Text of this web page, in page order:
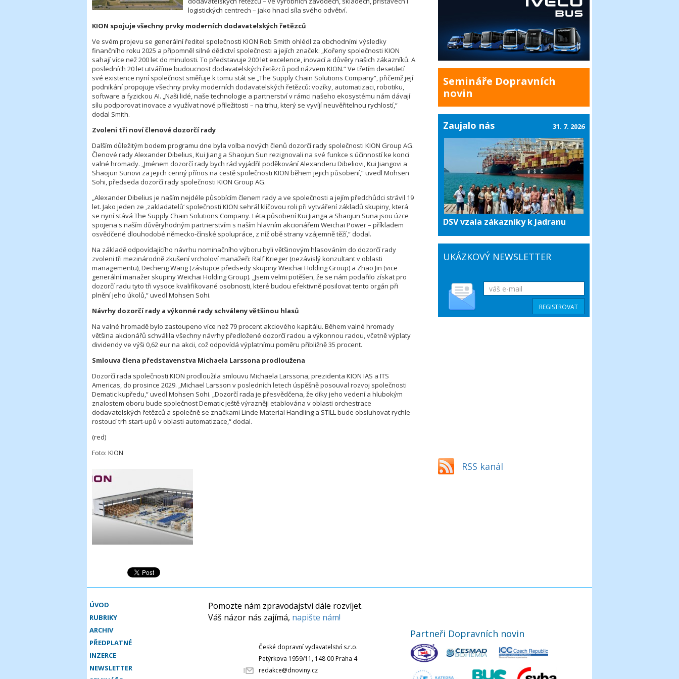
logistických centrech – jako hnací síla svého odvětví.
KION spojuje všechny prvky moderních dodavatelských řetězců
Ve svém projevu se generální ředitel společnosti KION Rob Smith ohlédl za obchodními výsledky
finančního roku 2025 a připomněl silné dědictví společnosti a jejích značek: „Kořeny společnosti KION
sahají více než 200 let do minulosti. To představuje 200 let excelence, inovací a důvěry našich zákazníků. A
posledních 20 let utváříme budoucnost dodavatelských řetězců pod názvem KION.“ Ve třetím desetiletí
své existence nyní společnost směřuje k tomu stát se „The Supply Chain Solutions Company“, přičemž její
podnikání propojuje všechny prvky moderních dodavatelských řetězců: vozíky, automatizaci, robotiku,
software a fyzickou AI. „Naši lidé, naše technologie a partnerství v rámci našeho ekosystému nám dávají
sílu podporovat inovace a využívat nové příležitosti – na trhu, který se vyvíjí neuvěřitelnou rychlostí,“
dodal Smith.
Zvoleni tři noví členové dozorčí rady
Dalším důležitým bodem programu dne byla volba nových členů dozorčí rady společnosti KION Group AG.
Členové rady Alexander Dibelius, Kui Jiang a Shaojun Sun rezignovali na své funkce s účinností ke konci
valné hromady. „Jménem dozorčí rady bych rád vyjádřil poděkování Alexanderu Dibeliovi, Kui Jiangovi a
Shaojun Sunovi za jejich cenný přínos na cestě společnosti KION během jejich působení,“ uvedl Mohsen
Sohi, předseda dozorčí rady společnosti KION Group AG.
„Alexander Dibelius je naším nejdéle působícím členem rady a ve společnosti a jejím předchůdci strávil 19
let. Jako jeden ze ‚zakladatelů‘ společnosti KION sehrál klíčovou roli při vytváření základů skupiny, která
se nyní stává The Supply Chain Solutions Company. Léta působení Kui Jianga a Shaojun Suna jsou úzce
spojena s naším důvěryhodným partnerstvím s naším hlavním akcionářem Weichai Power – příkladem
osvědčené dlouhodobé německo-čínské spolupráce, z níž obě strany vzájemně těží,“ dodal.
Na základě odpovídajícího návrhu nominačního výboru byli většinovým hlasováním do dozorčí rady
zvoleni tři mezinárodně zkušení vrcholoví manažeři: Ralf Krieger (nezávislý konzultant v oblasti
managementu), Decheng Wang (zástupce předsedy skupiny Weichai Holding Group) a Zhao Jin (vice
generální manažer skupiny Weichai Holding Group). „Jsem velmi potěšen, že se nám podařilo získat pro
dozorčí radu tyto tři vysoce kvalifikované osobnosti, které budou efektivně posilovat tento orgán při
plnění jeho úkolů,“ uvedl Mohsen Sohi.
Návrhy dozorčí rady a výkonné rady schváleny většinou hlasů
Na valné hromadě bylo zastoupeno více než 79 procent akciového kapitálu. Během valné hromady
většina akcionářů schválila všechny návrhy předložené dozorčí radou a výkonnou radou, včetně výplaty
dividendy ve výši 0,62 eur na akcii, což odpovídá výplatnímu poměru přibližně 35 procent.
Smlouva člena představenstva Michaela Larssona prodloužena
Dozorčí rada společnosti KION prodloužila smlouvu Michaela Larssona, prezidenta KION IAS a ITS
Americas, do prosince 2029. „Michael Larsson v posledních letech úspěšně posouval rozvoj společnosti
Dematic kupředu,“ uvedl Mohsen Sohi. „Dozorčí rada je přesvědčena, že díky jeho vedení a hlubokým
znalostem oboru bude společnost Dematic ještě výrazněji etablována v oblasti orchestrace
dodavatelských řetězců a společně se značkami Linde Material Handling a STILL bude obsluhovat rychle
rostoucí trh start-upů v oblasti automatizace,“ dodal.
(red)
Foto: KION
Semináře Dopravních
novin
Zaujalo nás
DSV vzala zákazníky k Jadranu
31. 7. 2026
UKÁZKOVÝ NEWSLETTER
RSS kanál
ÚVOD
RUBRIKY
ARCHIV
PŘEDPLATNÉ
INZERCE
NEWSLETTER
Pomozte nám zpravodajství dále rozvíjet.
Váš názor nás zajímá, napište nám!
České dopravní vydavatelství s.r.o.
Petýrkova 1959/11, 148 00 Praha 4
redakce@dnoviny.cz
Partneři Dopravních novin